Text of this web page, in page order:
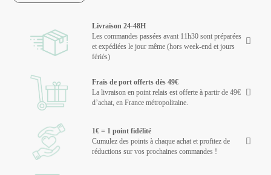
Livraison 24-48H
Les commandes passées avant 11h30 sont préparées
et expédiées le jour même (hors week-end et jours
fériés)
Frais de port offerts dès 49€
La livraison en point relais est offerte à partir de 49€
d’achat, en France métropolitaine.
1€ = 1 point fidélité
Cumulez des points à chaque achat et profitez de
réductions sur vos prochaines commandes !